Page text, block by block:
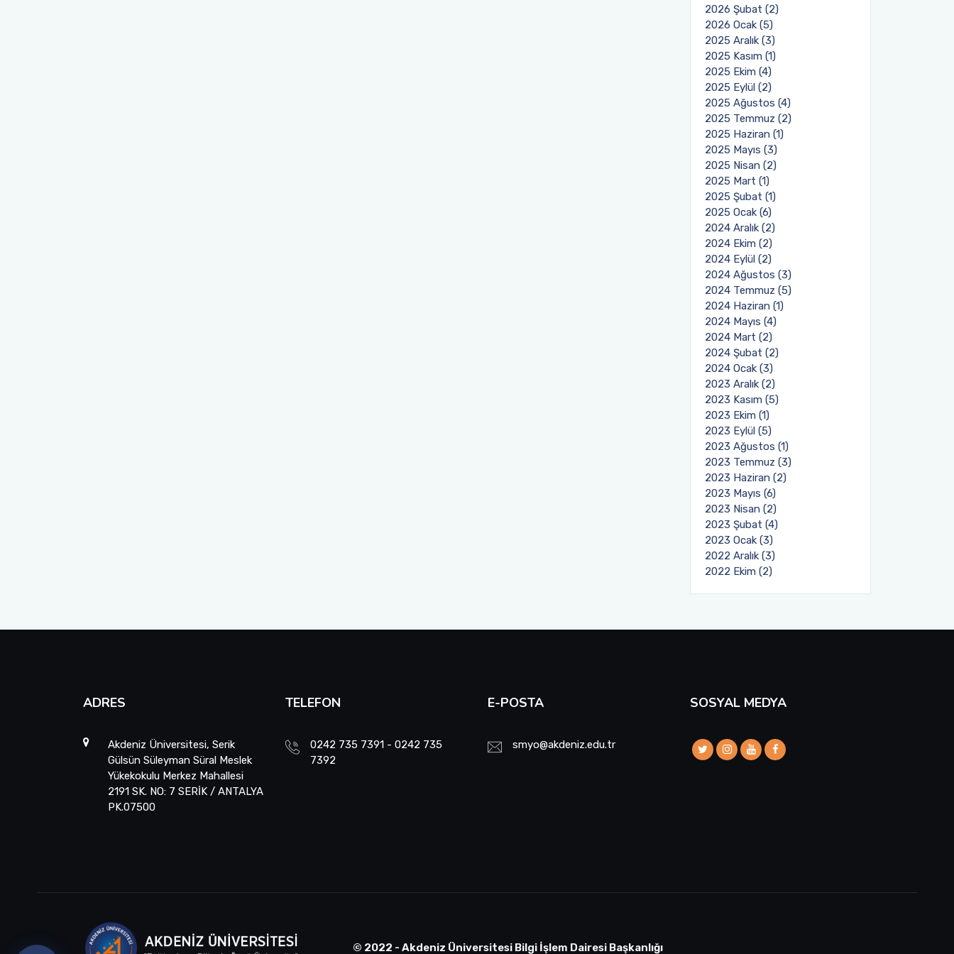
2026 Şubat (2)
2026 Ocak (5)
2025 Aralık (3)
2025 Kasım (1)
2025 Ekim (4)
2025 Eylül (2)
2025 Ağustos (4)
2025 Temmuz (2)
2025 Haziran (1)
2025 Mayıs (3)
2025 Nisan (2)
2025 Mart (1)
2025 Şubat (1)
2025 Ocak (6)
2024 Aralık (2)
2024 Ekim (2)
2024 Eylül (2)
2024 Ağustos (3)
2024 Temmuz (5)
2024 Haziran (1)
2024 Mayıs (4)
2024 Mart (2)
2024 Şubat (2)
2024 Ocak (3)
2023 Aralık (2)
2023 Kasım (5)
2023 Ekim (1)
2023 Eylül (5)
2023 Ağustos (1)
2023 Temmuz (3)
2023 Haziran (2)
2023 Mayıs (6)
2023 Nisan (2)
2023 Şubat (4)
2023 Ocak (3)
2022 Aralık (3)
2022 Ekim (2)
ADRES
Akdeniz Üniversitesi, Serik
Gülsün Süleyman Süral Meslek
Yükekokulu Merkez Mahallesi
2191 SK. NO: 7 SERİK / ANTALYA
PK.07500
TELEFON
0242 735 7391 - 0242 735
7392
E-POSTA
smyo@akdeniz.edu.tr
SOSYAL MEDYA
© 2022 - Akdeniz Üniversitesi Bilgi İşlem Dairesi Başkanlığı